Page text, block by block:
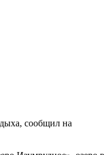
сообщил на